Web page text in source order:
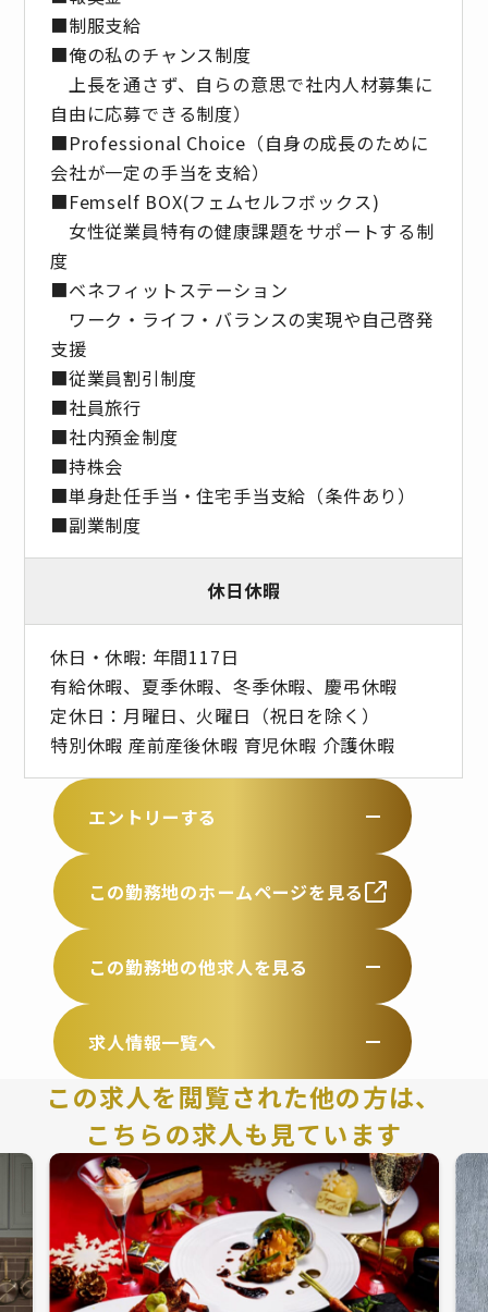
■制服支給
■俺の私のチャンス制度
上長を通さず、自らの意思で社内人材募集に
自由に応募できる制度）
■Professional Choice（自身の成長のために
会社が⼀定の手当を支給）
■Femself BOX(フェムセルフボックス)
女性従業員特有の健康課題をサポートする制
度
■ベネフィットステーション
ワーク・ライフ・バランスの実現や自己啓発
支援
■従業員割引制度
■社員旅⾏
■社内預⾦制度
■持株会
■単身赴任手当・住宅手当支給（条件あり）
■副業制度
休日休暇
休日・休暇: 年間117日
有給休暇、夏季休暇、冬季休暇、慶弔休暇
定休日：月曜日、火曜日（祝日を除く）
特別休暇 産前産後休暇 育児休暇 介護休暇
エントリーする
この勤務地のホームページを見る
この勤務地の他求人を見る
求人情報一覧へ
この求人を閲覧された他の方は、
こちらの求人も見ています